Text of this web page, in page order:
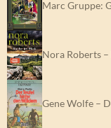
Marc Gruppe:
Nora Roberts
Gene Wolfe –